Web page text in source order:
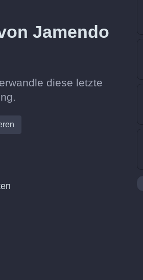
Jamendo
diese letzte